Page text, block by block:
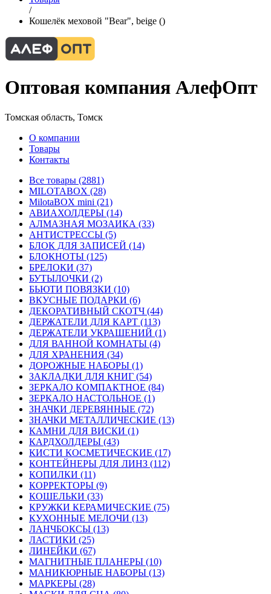
/
Кошелёк меховой "Bear", beige ()
Оптовая компания АлефОпт
Томская область, Томск
О компании
Товары
Контакты
Все товары (2881)
MILOTABOX (28)
MilotaBOX mini (21)
АВИАХОЛДЕРЫ (14)
АЛМАЗНАЯ МОЗАИКА (33)
АНТИСТРЕССЫ (5)
БЛОК ДЛЯ ЗАПИСЕЙ (14)
БЛОКНОТЫ (125)
БРЕЛОКИ (37)
БУТЫЛОЧКИ (2)
БЬЮТИ ПОВЯЗКИ (10)
ВКУСНЫЕ ПОДАРКИ (6)
ДЕКОРАТИВНЫЙ СКОТЧ (44)
ДЕРЖАТЕЛИ ДЛЯ КАРТ (113)
ДЕРЖАТЕЛИ УКРАШЕНИЙ (1)
ДЛЯ ВАННОЙ КОМНАТЫ (4)
ДЛЯ ХРАНЕНИЯ (34)
ДОРОЖНЫЕ НАБОРЫ (1)
ЗАКЛАДКИ ДЛЯ КНИГ (54)
ЗЕРКАЛО КОМПАКТНОЕ (84)
ЗЕРКАЛО НАСТОЛЬНОЕ (1)
ЗНАЧКИ ДЕРЕВЯННЫЕ (72)
ЗНАЧКИ МЕТАЛЛИЧЕСКИЕ (13)
КАМНИ ДЛЯ ВИСКИ (1)
КАРДХОЛДЕРЫ (43)
КИСТИ КОСМЕТИЧЕСКИЕ (17)
КОНТЕЙНЕРЫ ДЛЯ ЛИНЗ (112)
КОПИЛКИ (11)
КОРРЕКТОРЫ (9)
КОШЕЛЬКИ (33)
КРУЖКИ КЕРАМИЧЕСКИЕ (75)
КУХОННЫЕ МЕЛОЧИ (13)
ЛАНЧБОКСЫ (13)
ЛАСТИКИ (25)
ЛИНЕЙКИ (67)
МАГНИТНЫЕ ПЛАНЕРЫ (10)
МАНИКЮРНЫЕ НАБОРЫ (13)
МАРКЕРЫ (28)